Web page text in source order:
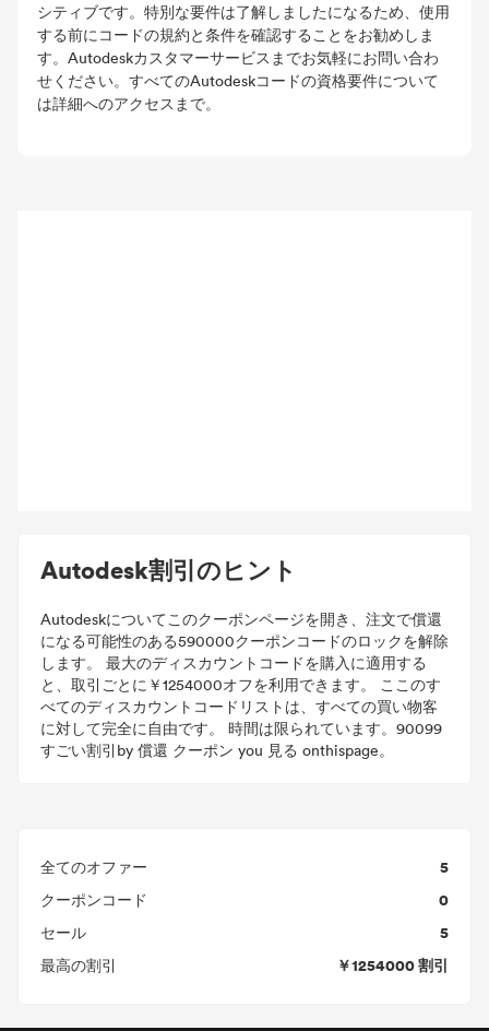
Autodesk割引のヒント
Autodeskについてこのクーポンページを開き、注文で償還
になる可能性のある590000クーポンコードのロックを解除
します。 最大のディスカウントコードを購入に適用する
と、取引ごとに￥1254000オフを利用できます。 ここのす
べてのディスカウントコードリストは、すべての買い物客
に対して完全に自由です。 時間は限られています。90099
すごい割引by 償還 クーポン you 見る onthispage。
全てのオファー 5
クーポンコード 0
セール 5
最高の割引 ￥1254000 割引
シティブです。特別な要件は了解しましたになるため、使用
する前にコードの規約と条件を確認することをお勧めしま
す。Autodeskカスタマーサービスまでお気軽にお問い合わ
せください。すべてのAutodeskコードの資格要件について
は詳細へのアクセスまで。